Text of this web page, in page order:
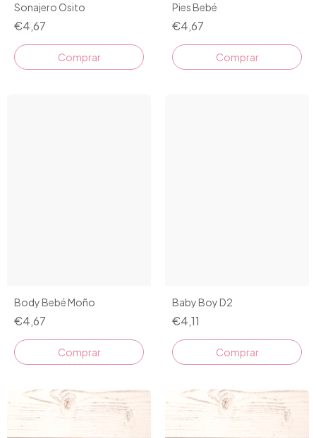
Sonajero Osito
€4,67
Comprar
Pies Bebé
€4,67
Comprar
Body Bebé Moño
€4,67
Comprar
Baby Boy D2
€4,11
Comprar